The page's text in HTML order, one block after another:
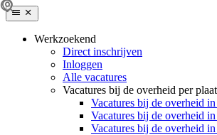
Werkzoekend
Direct inschrijven
Inloggen
Alle vacatures
Vacatures bij de overheid per
Vacatures bij de overheid
Vacatures bij de overheid
Vacatures bij de overheid